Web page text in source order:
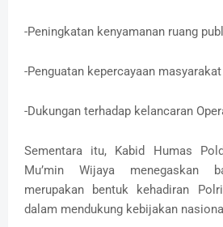
-Peningkatan kenyamanan ruang
-Penguatan kepercayaan
-Dukungan terhadap kelancaran
Sementara itu, Kabid Humas
Mu’min Wijaya menegaskan
merupakan bentuk kehadiran
dalam mendukung kebijakan